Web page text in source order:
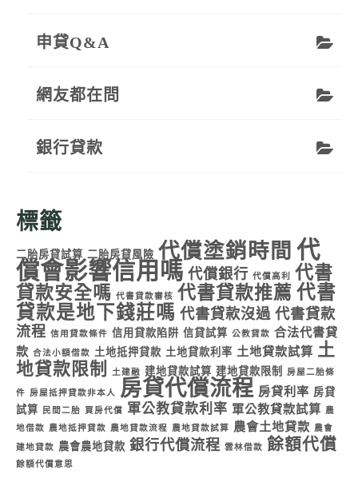
申貸Q&A
網友都在問
銀行貸款
標籤
二胎房貸試算 二胎房貸風險 代償塗銷時間 代
償會影響信用嗎 代償銀行 代償高利
代書
貸款安全嗎 代書貸款審核 代書貸款推薦 代書
貸款是地下錢莊嗎 代書貸款沒過 代書貸款
流程 信用貸款條件 信用貸款陷阱 信貸試算 公教貸款 合法代書貸
款 合法小額借款 土地抵押貸款 土地貸款利率 土地貸款試算 土
地貸款限制
土建融 建地貸款試算 建地貸款限制 房屋二胎條
件 房屋抵押貸款非本人 房貸代償流程 房貸利率 房貸
試算
民間二胎 買房代償 軍公教貸款利率 軍公教貸款試算
農
地借款
農地抵押貸款 農地貸款流程 農地貸款試算 農會土地貸款 農會
建地貸款 農會農地貸款 銀行代償流程 雲林借款 餘額代償
餘額代償意思